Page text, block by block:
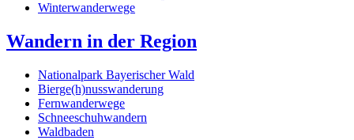
Winterwanderwege
Wandern in der Region
Nationalpark Bayerischer Wald
Bierge(h)nusswanderung
Fernwanderwege
Schneeschuhwandern
Waldbaden